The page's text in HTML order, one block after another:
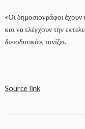
«Οι δημοσιογράφοι
και να ελέγχουν την
διεισδυτικά», τονίζει.
Source link